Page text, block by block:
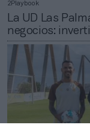
2Playbook
La UD Las
negocios: